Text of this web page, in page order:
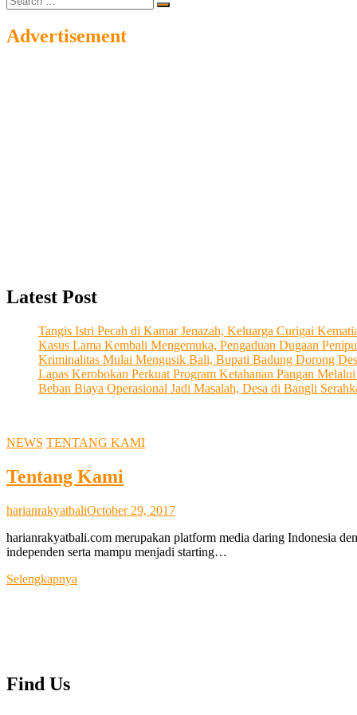
…
Advertisement
Latest Post
Tangis Istri Pecah di Kamar Jenazah, Keluarga Curigai
Kasus Lama Kembali Mengemuka, Pengaduan Dugaan
Kriminalitas Mulai Mengusik Bali, Bupati Badung Dorong
Lapas Kerobokan Perkuat Program Ketahanan Pangan
Beban Biaya Operasional Jadi Masalah, Desa di Bangli
NEWS TENTANG KAMI
Tentang Kami
harianrakyatbaliOctober 29, 2017
harianrakyatbali.com merupakan platform media daring Indonesia
independen serta mampu menjadi starting…
Selengkapnya
Find Us